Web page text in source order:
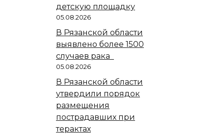
детскую площадку
05.08.2026
В Рязанской области
выявлено более 1500
случаев рака
05.08.2026
В Рязанской области
утвердили порядок
размещения
пострадавших при
терактах